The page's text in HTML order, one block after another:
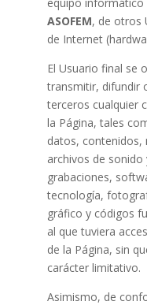
ASOFEM, de otros
de Internet
El Usuario final se
transmitir, difundir
terceros cualquier
la Página, tales
datos, contenidos,
archivos de
grabaciones,
tecnología,
gráfico y códigos
al que tuviera
de la Página, sin
carácter limitativo.
Asimismo, de